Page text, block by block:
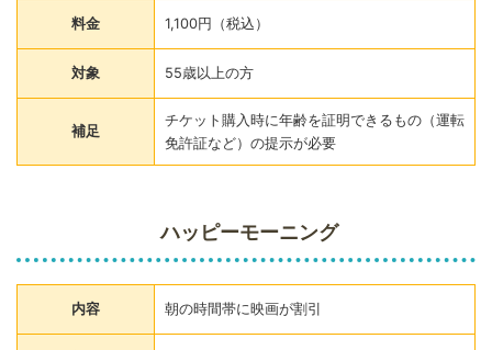
料金 1,100円（税込）
対象 55歳以上の方
補足
チケット購入時に年齢を証明できるもの（運転
免許証など）の提示が必要
ハッピーモーニング
内容 朝の時間帯に映画が割引